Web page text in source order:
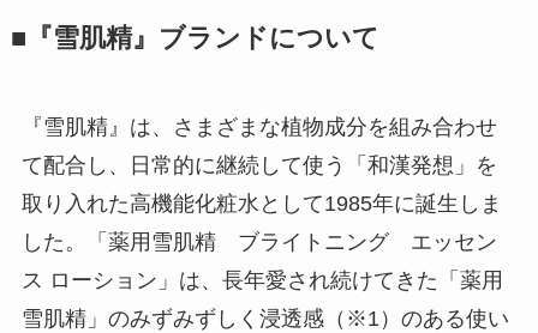
■『雪肌精』ブランドについて
『雪肌精』は、さまざまな植物成分を組み合わせ
て配合し、日常的に継続して使う「和漢発想」を
取り入れた高機能化粧水として1985年に誕生しま
した。「薬用雪肌精 ブライトニング エッセン
ス ローション」は、長年愛され続けてきた「薬用
雪肌精」のみずみずしく浸透感（※1）のある使い